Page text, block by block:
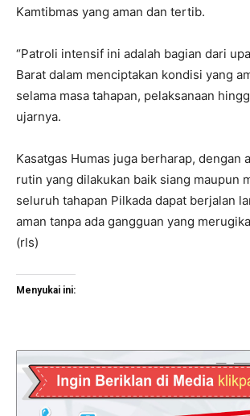
Kamtibmas yang aman dan tertib.
“Patroli intensif ini adalah bagian dari
Barat dalam menciptakan kondisi yang
selama masa tahapan, pelaksanaan
ujarnya.
Kasatgas Humas juga berharap, dengan
rutin yang dilakukan baik siang maupun
seluruh tahapan Pilkada dapat berjalan
aman tanpa ada gangguan yang
(rls)
Menyukai ini: